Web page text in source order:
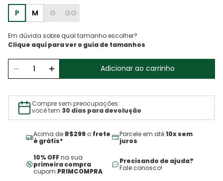
P M G GG
Em dúvida sobre qual tamanho escolher?
Adicionar ao carrinho
Compre sem preocupações:
você tem 30 dias para devolução
Acima de R$299 o frete
é grátis*
Parcele em até10x sem
juros
10% OFFna sua
primeira compra
cupom PRIMCOMPRA
Precisando de ajuda?
Fale conosco!